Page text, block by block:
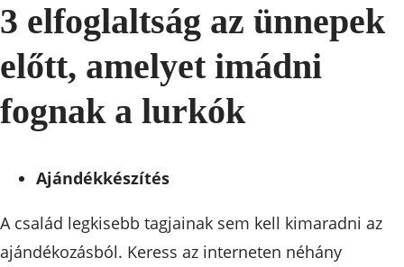
3 elfoglaltság az ünnepek
előtt, amelyet imádni
fognak a lurkók
Ajándékkészítés
A család legkisebb tagjainak sem kell kimaradni az
ajándékozásból. Keress az interneten néhány